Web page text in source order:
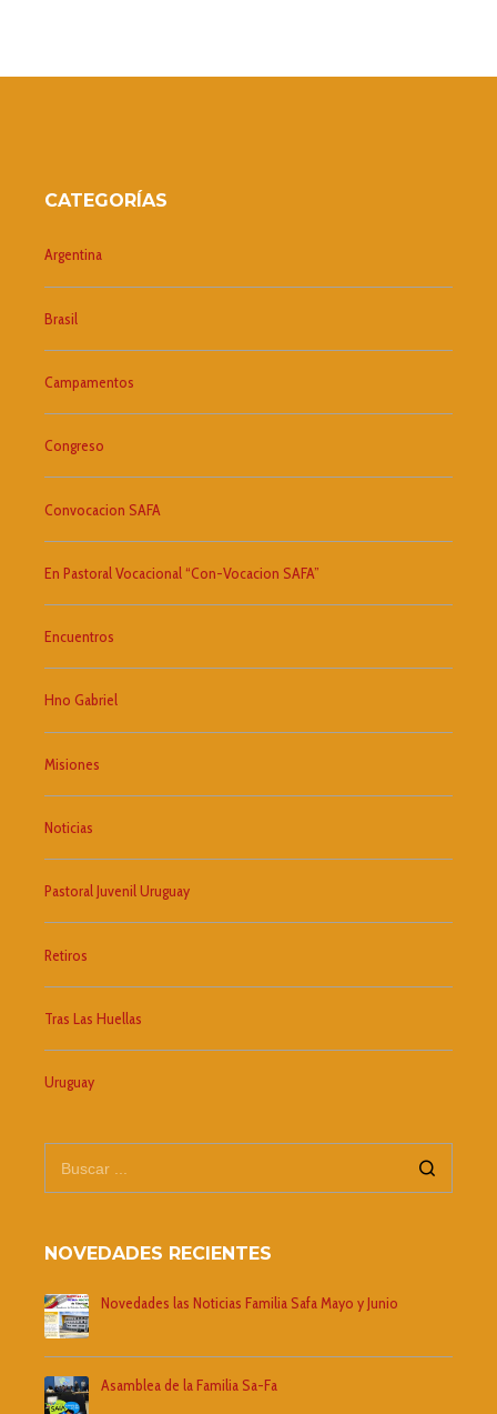
CATEGORÍAS
Argentina
Brasil
Campamentos
Congreso
Convocacion SAFA
En Pastoral Vocacional “Con-Vocacion SAFA”
Encuentros
Hno Gabriel
Misiones
Noticias
Pastoral Juvenil Uruguay
Retiros
Tras Las Huellas
Uruguay
NOVEDADES RECIENTES
Novedades las Noticias Familia Safa Mayo y Junio
Asamblea de la Familia Sa-Fa